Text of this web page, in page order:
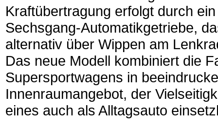
Kraftübertragung erfolgt durch ein
Sechsgang-Automatikgetriebe,
alternativ über Wippen am
Das neue Modell kombiniert die
Supersportwagens in
Innenraumangebot, der
eines auch als Alltagsauto